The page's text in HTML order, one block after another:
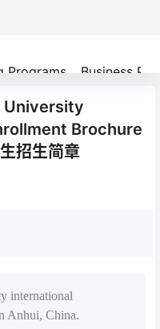
Programs Business
University
Brochure
招生简章
international
Anhui, China.